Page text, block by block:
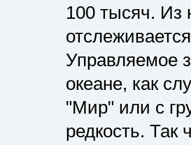
100 тысяч. Из
Управляемое
океане, как
"Мир" или с
редкость. Так